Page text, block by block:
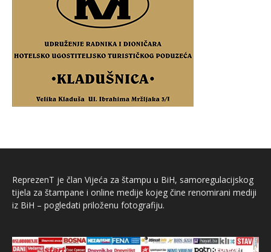
ReprezenT je član Vijeća za štampu u BiH, samoregulacijskog
tijela za štampane i online medije kojeg čine renomirani mediji
iz BiH – pogledati priloženu fotografiju.